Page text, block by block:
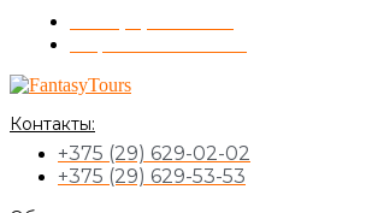
Контакты:
+375 (29) 629-02-02
+375 (29) 629-53-53